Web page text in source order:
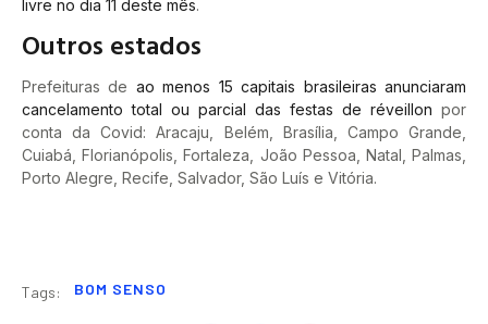
livre no dia 11 deste mês.
Outros estados
Prefeituras de ao menos 15 capitais brasileiras anunciaram
cancelamento total ou parcial das festas de réveillon por
conta da Covid: Aracaju, Belém, Brasília, Campo Grande,
Cuiabá, Florianópolis, Fortaleza, João Pessoa, Natal, Palmas,
Porto Alegre, Recife, Salvador, São Luís e Vitória.
Tags: BOM SENSO